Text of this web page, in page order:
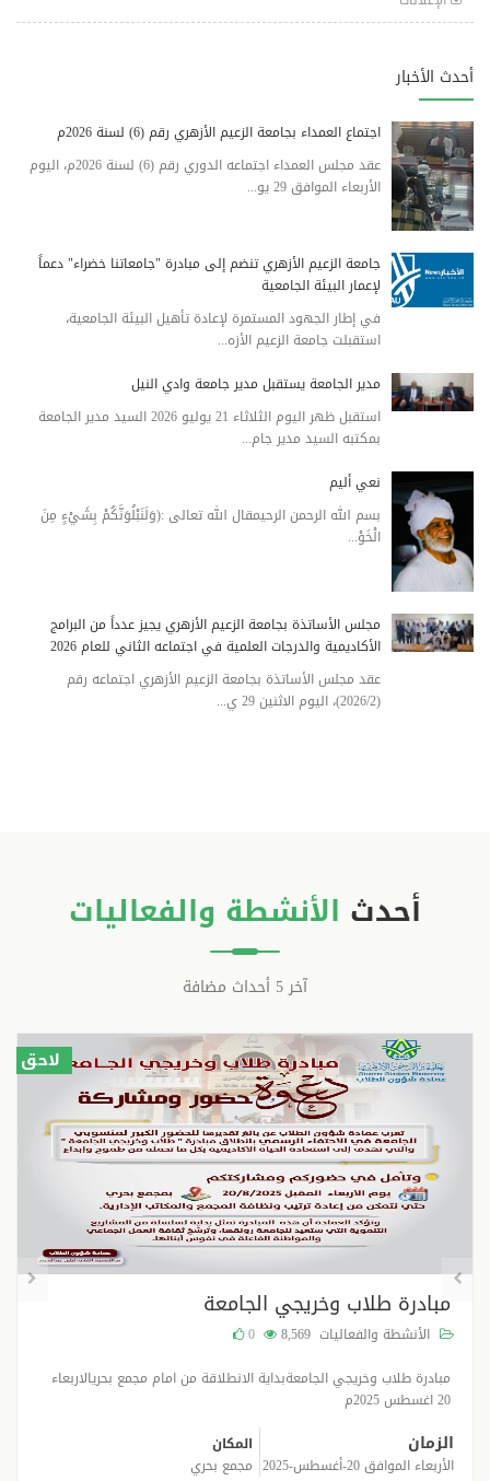
أحدث الأخبار
اجتماع العمداء بجامعة الزعيم الأزهري رقم (6) لسنة 2026م
عقد مجلس العمداء اجتماعه الدوري رقم (6) لسنة 2026م، اليوم
الأربعاء الموافق 29 يو...
جامعة الزعيم الأزهري تنضم إلى مبادرة "جامعاتنا خضراء" دعماً
لإعمار البيئة الجامعية
في إطار الجهود المستمرة لإعادة تأهيل البيئة الجامعية،
استقبلت جامعة الزعيم الأزه...
مدير الجامعة يستقبل مدير جامعة وادي النيل
استقبل ظهر اليوم الثلاثاء 21 يوليو 2026 السيد مدير الجامعة
بمكتبه السيد مدير جام...
نعي أليم
بسم الله الرحمن الرحيمقال الله تعالى :(وَلَنَبْلُوَنَّكُمْ بِشَيْءٍ مِنَ
الْخَوْ...
مجلس الأساتذة بجامعة الزعيم الأزهري يجيز عدداً من البرامج
الأكاديمية والدرجات العلمية في اجتماعه الثاني للعام 2026
عقد مجلس الأساتذة بجامعة الزعيم الأزهري اجتماعه رقم
(2026/2)، اليوم الاثنين 29 ي...
أحدث الأنشطة والفعاليات
آخر 5 أحداث مضافة
لاحق
مبادرة طلاب وخريجي الجامعة
الأنشطة والفعاليات 8,569
0
مبادرة طلاب وخريجي الجامعةبداية الانطلاقة من امام مجمع بحريالاربعاء
20 اغسطس 2025م
الزمان
الأربعاء الموافق 20-أغسطس-2025
المكان
مجمع بحري